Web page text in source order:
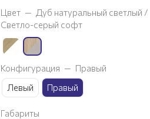
Цвет — Дуб натуральный светлый /
Светло-серый софт
Конфигурация — Правый
Левый
Правый
Габариты